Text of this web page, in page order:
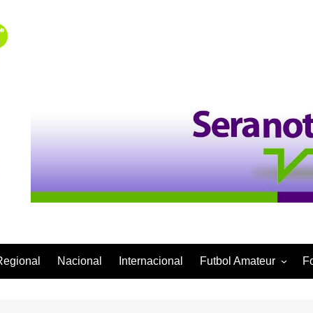
Nacional Internacional Futbol Amateur